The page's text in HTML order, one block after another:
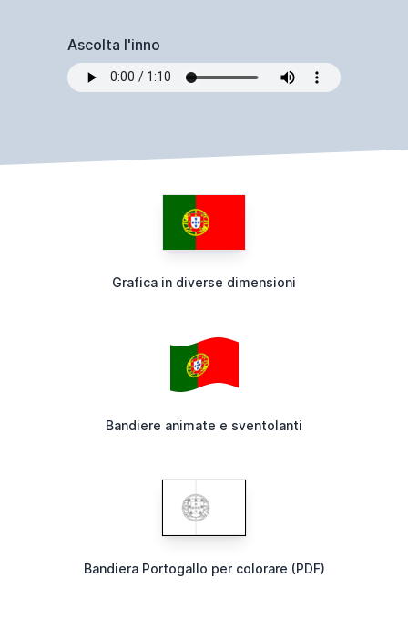
Ascolta l'inno
Grafica in diverse dimensioni
Bandiere animate e sventolanti
Bandiera Portogallo per colorare (PDF)